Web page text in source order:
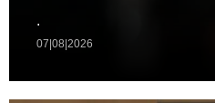
.
07|08|2026